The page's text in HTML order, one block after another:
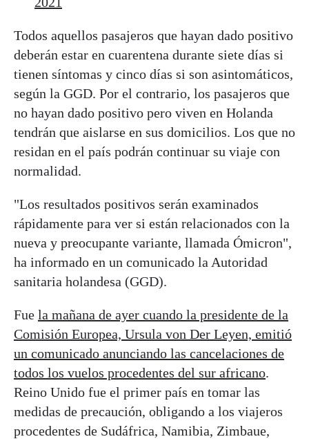
Todos aquellos pasajeros que hayan dado positivo
deberán estar en cuarentena durante siete días si
tienen síntomas y cinco días si son asintomáticos,
según la GGD. Por el contrario, los pasajeros que
no hayan dado positivo pero viven en Holanda
tendrán que aislarse en sus domicilios. Los que no
residan en el país podrán continuar su viaje con
normalidad.
"Los resultados positivos serán examinados
rápidamente para ver si están relacionados con la
nueva y preocupante variante, llamada Ómicron",
ha informado en un comunicado la Autoridad
sanitaria holandesa (GGD).
Fue la mañana de ayer cuando la presidente de la
Comisión Europea, Ursula von Der Leyen, emitió
un comunicado anunciando las cancelaciones de
todos los vuelos procedentes del sur africano.
Reino Unido fue el primer país en tomar las
medidas de precaución, obligando a los viajeros
procedentes de Sudáfrica, Namibia, Zimbaue,